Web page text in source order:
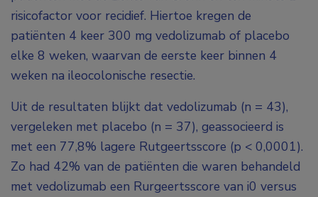
risicofactor voor recidief. Hiertoe kregen de
patiënten 4 keer 300 mg vedolizumab of placebo
elke 8 weken, waarvan de eerste keer binnen 4
weken na ileocolonische resectie.
Uit de resultaten blijkt dat vedolizumab (n = 43),
vergeleken met placebo (n = 37), geassocieerd is
met een 77,8% lagere Rutgeertsscore (p < 0,0001).
Zo had 42% van de patiënten die waren behandeld
met vedolizumab een Rurgeertsscore van i0 versus